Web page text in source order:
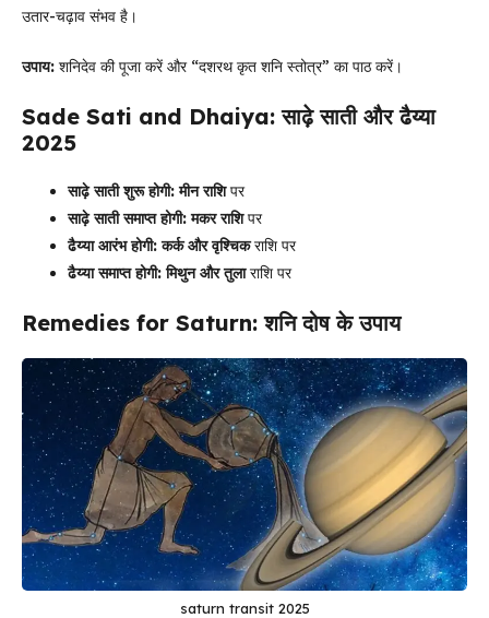
उतार-चढ़ाव संभव है।
उपाय: शनिदेव की पूजा करें और “दशरथ कृत शनि स्तोत्र” का पाठ करें।
Sade Sati and Dhaiya: साढ़े साती और ढैय्या
2025
साढ़े साती शुरू होगी: मीन राशिपर
साढ़े साती समाप्त होगी: मकर राशिपर
ढैय्या आरंभ होगी: कर्क और वृश्चिकराशि पर
ढैय्या समाप्त होगी: मिथुन और तुलाराशि पर
Remedies for Saturn: शनि दोष के उपाय
saturn transit 2025